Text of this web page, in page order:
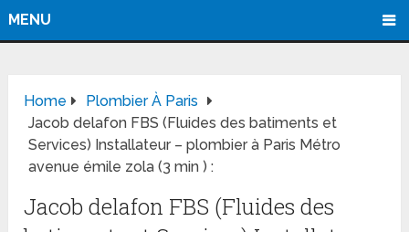
MENU
Home
Plombier À Paris
Jacob delafon FBS (Fluides des batiments et
Services) Installateur – plombier à Paris Métro
avenue émile zola (3 min ) :
Jacob delafon FBS (Fluides des